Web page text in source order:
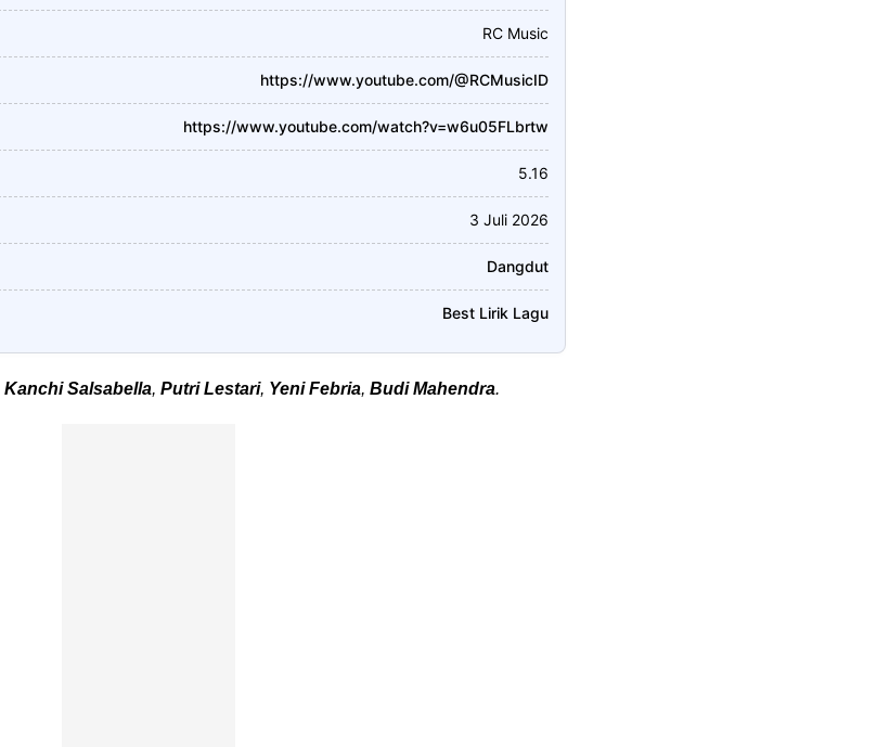
RC Music
https://www.youtube.com/@RCMusicID
https://www.youtube.com/watch?v=w6u05FLbrtw
5.16
3 Juli 2026
Dangdut
Best Lirik Lagu
Kanchi Salsabella, Putri Lestari, Yeni Febria, Budi Mahendra.